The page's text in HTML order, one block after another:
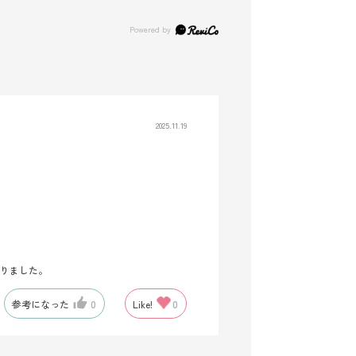
2025.11.19
ました。
参考になった 0 Like! 0